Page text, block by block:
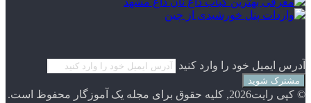
آدرس ایمیل خود را وارد کنید
© کپی رایت2026, کلیه حقوق برای مجله یک آموزگار محفوظ است.